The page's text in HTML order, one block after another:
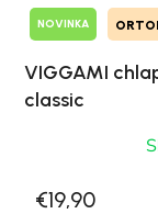
NOVINKA
VIGGAMI
classic
€19,90